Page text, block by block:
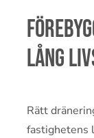
lång
Rätt
fastighetens